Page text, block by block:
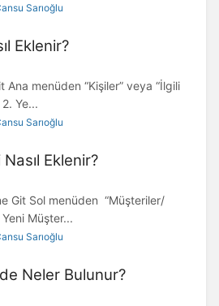
Sarıoğlu
Eklenir?
Ana menüden “Kişiler” veya “İlgili
Ye...
Sarıoğlu
Eklenir?
Git Sol menüden “Müşteriler/
Müşter...
Sarıoğlu
Neler Bulunur?